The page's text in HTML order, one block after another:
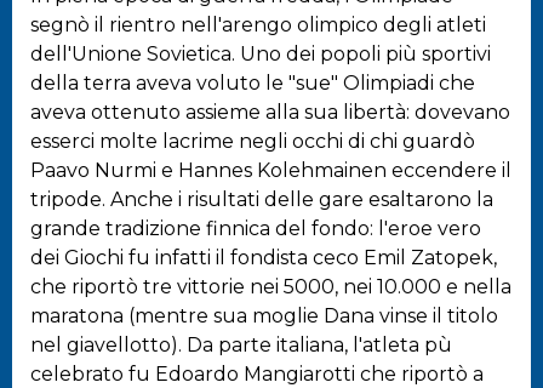
segnò il rientro nell'arengo olimpico degli atleti
dell'Unione Sovietica. Uno dei popoli più sportivi
della terra aveva voluto le "sue" Olimpiadi che
aveva ottenuto assieme alla sua libertà: dovevano
esserci molte lacrime negli occhi di chi guardò
Paavo Nurmi e Hannes Kolehmainen eccendere il
tripode. Anche i risultati delle gare esaltarono la
grande tradizione finnica del fondo: l'eroe vero
dei Giochi fu infatti il fondista ceco Emil Zatopek,
che riportò tre vittorie nei 5000, nei 10.000 e nella
maratona (mentre sua moglie Dana vinse il titolo
nel giavellotto). Da parte italiana, l'atleta pù
celebrato fu Edoardo Mangiarotti che riportò a